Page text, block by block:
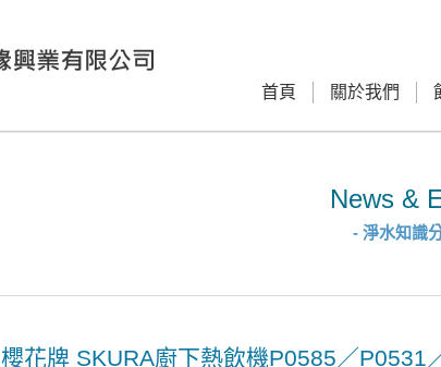
首頁 關於我們
News &
- 淨水知識
櫻花牌 SKURA廚下熱飲機P0585／P0531